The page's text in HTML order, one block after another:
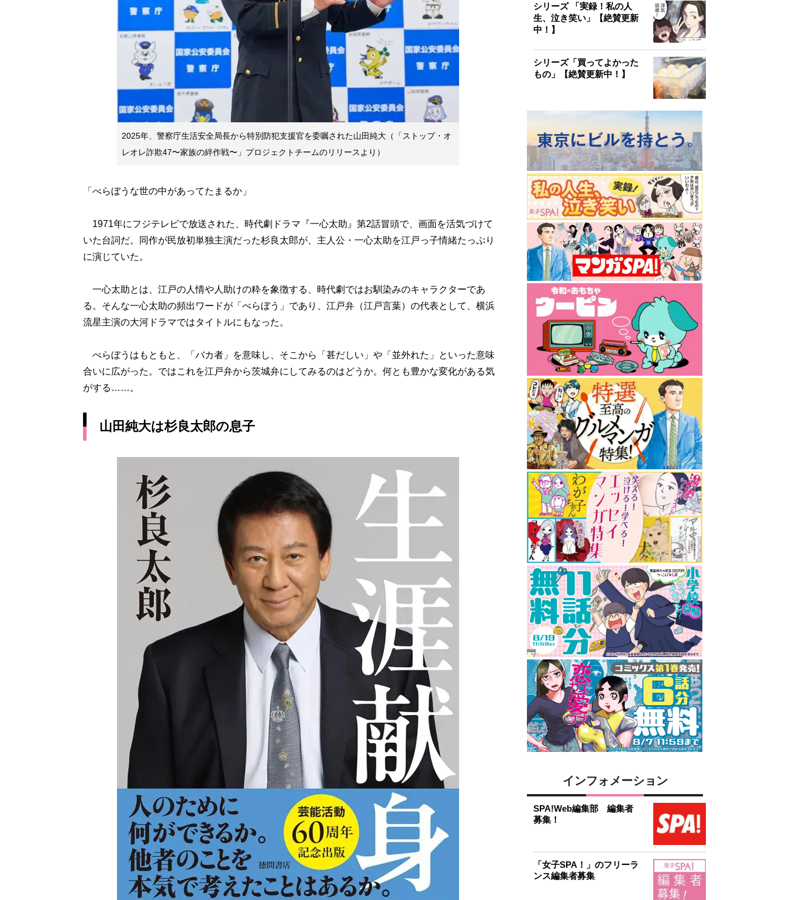
2025年、警察庁生活安全局長から特別防犯支援官を委嘱された山田純大（「ストップ・オ
レオレ詐欺47〜家族の絆作戦〜」プロジェクトチームのリリースより）
「べらぼうな世の中があってたまるか」
1971年にフジテレビで放送された、時代劇ドラマ『一心太助』第2話冒頭で、画面を活気づけて
いた台詞だ。同作が民放初単独主演だった杉良太郎が、主人公・一心太助を江戸っ子情緒たっぷり
に演じていた。
一心太助とは、江戸の人情や人助けの粋を象徴する、時代劇ではお馴染みのキャラクターであ
る。そんな一心太助の頻出ワードが「べらぼう」であり、江戸弁（江戸言葉）の代表として、横浜
流星主演の大河ドラマではタイトルにもなった。
べらぼうはもともと、「バカ者」を意味し、そこから「甚だしい」や「並外れた」といった意味
合いに広がった。ではこれを江戸弁から茨城弁にしてみるのはどうか。何とも豊かな変化がある気
がする……。
山田純大は杉良太郎の息子
シリーズ 「実録！私の人
生、泣き笑い」【絶賛更新
中！】
シリーズ「買ってよかった
もの」【絶賛更新中！】
インフォメーション
SPA!Web編集部 編集者
募集！
「女子SPA！」のフリーラ
ンス編集者募集